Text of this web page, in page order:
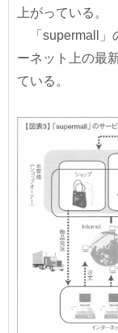
上がっている。
「supermall」
ーネット上の最
ている。